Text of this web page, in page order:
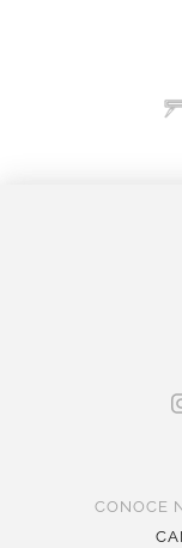
CONOCE